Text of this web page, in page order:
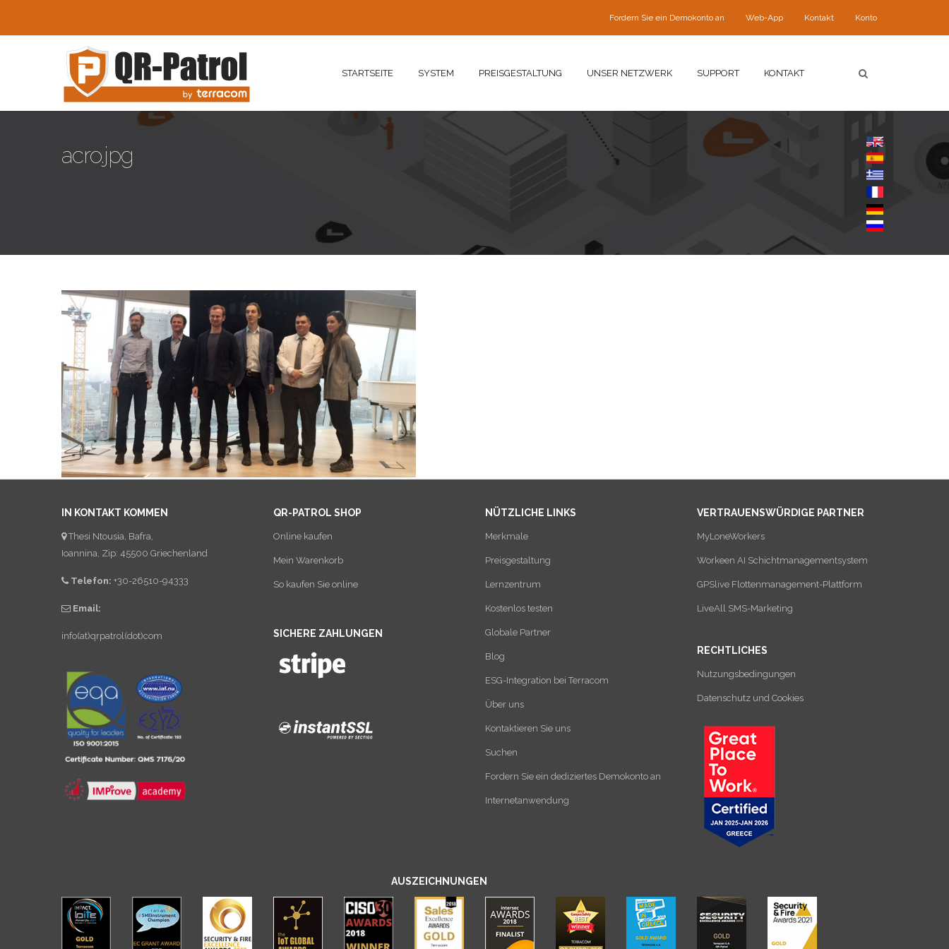
Fordern Sie ein Demokonto an Web-App Kontakt Konto
STARTSEITE SYSTEM PREISGESTALTUNG UNSER NETZWERK SUPPORT KONTAKT
acro.jpg
IN KONTAKT KOMMEN
Thesi Ntousia, Bafra,
Ioannina, Zip: 45500 Griechenland
Telefon: +30-26510-94333
Email:
info(at)qrpatrol(dot)com
QR-PATROL SHOP
Online kaufen
Mein Warenkorb
So kaufen Sie online
SICHERE ZAHLUNGEN
NÜTZLICHE LINKS
Merkmale
Preisgestaltung
Lernzentrum
Kostenlos testen
Globale Partner
Blog
ESG-Integration bei Terracom
Über uns
Kontaktieren Sie uns
Suchen
Fordern Sie ein dediziertes Demokonto an
Internetanwendung
VERTRAUENSWÜRDIGE PARTNER
MyLoneWorkers
Workeen AI Schichtmanagementsystem
GPSlive Flottenmanagement-Plattform
LiveAll SMS-Marketing
RECHTLICHES
Nutzungsbedingungen
Datenschutz und Cookies
AUSZEICHNUNGEN